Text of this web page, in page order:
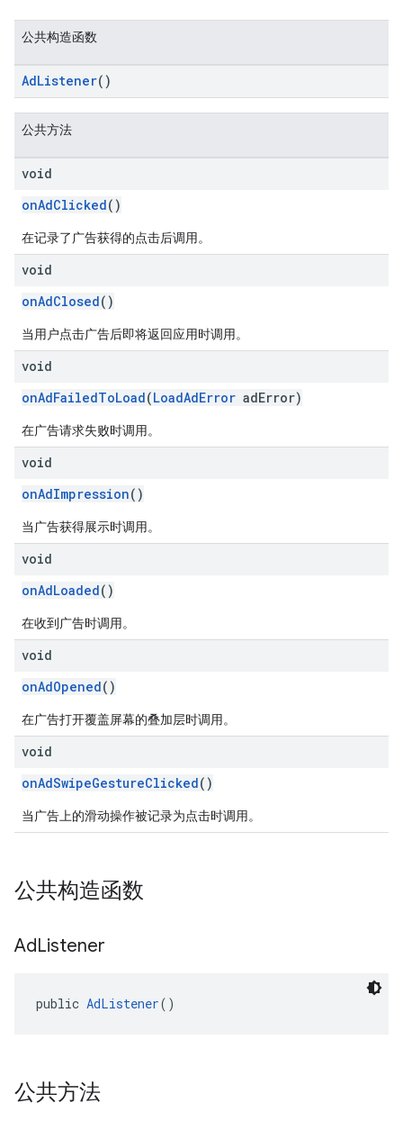
公共构造函数
AdListener()
公共方法
void
onAdClicked()
在记录了广告获得的点击后调用。
void
onAdClosed()
当用户点击广告后即将返回应用时调用。
void
onAdFailedToLoad(LoadAdError adError)
在广告请求失败时调用。
void
onAdImpression()
当广告获得展示时调用。
void
onAdLoaded()
在收到广告时调用。
void
onAdOpened()
在广告打开覆盖屏幕的叠加层时调用。
void
onAdSwipeGestureClicked()
当广告上的滑动操作被记录为点击时调用。
公共构造函数
AdListener
public AdListener()
公共方法